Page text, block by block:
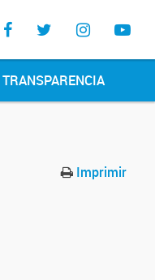
TRANSPARENCIA
Imprimir